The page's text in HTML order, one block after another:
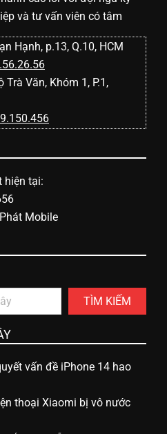
và tư vấn viên có tâm
Hạnh, p.13, Q.10, HCM
Văn, Khóm 1, P.1,
hiện tại:
Mobile
TÌM KIẾM
vấn đề iPhone 14 hao
thoại Xiaomi bị vô nước